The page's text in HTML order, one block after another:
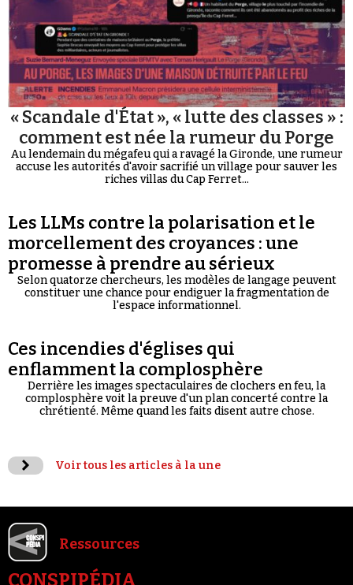
« Scandale d'État », « lutte des classes » :
comment est née la rumeur du Porge
Au lendemain du mégafeu qui a ravagé la Gironde, une rumeur
accuse les autorités d'avoir sacrifié un village pour sauver les
riches villas du Cap Ferret...
Les LLMs contre la polarisation et le
morcellement des croyances : une
promesse à prendre au sérieux
Selon quatorze chercheurs, les modèles de langage peuvent
constituer une chance pour endiguer la fragmentation de
l'espace informationnel.
Ces incendies d'églises qui
enflamment la complosphère
Derrière les images spectaculaires de clochers en feu, la
complosphère voit la preuve d'un plan concerté contre la
chrétienté. Même quand les faits disent autre chose.
Voir tous les articles à la une
Ressources
CONSPIPÉDIA